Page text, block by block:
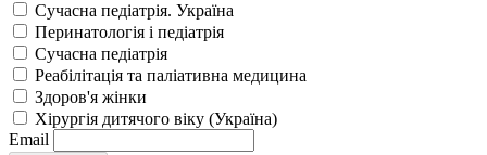
Сучасна педіатрія. Україна
Перинатологія і педіатрія
Сучасна педіатрія
Реабілітація та паліативна медицина
Здоров'я жінки
Хірургія дитячого віку (Україна)
Email